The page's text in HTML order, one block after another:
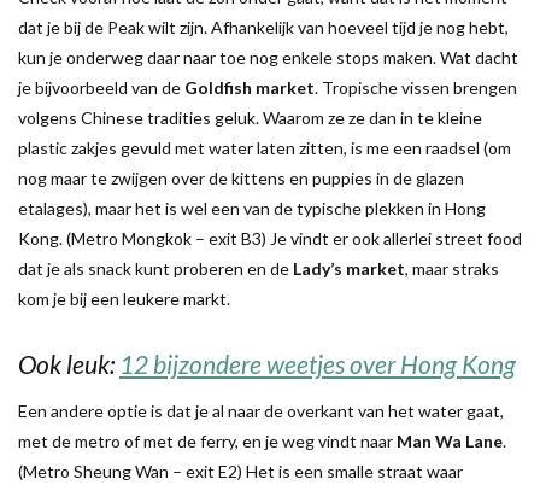
dat je bij de Peak wilt zijn. Afhankelijk van hoeveel tijd je nog hebt,
kun je onderweg daar naar toe nog enkele stops maken. Wat dacht
je bijvoorbeeld van de Goldfish market. Tropische vissen brengen
volgens Chinese tradities geluk. Waarom ze ze dan in te kleine
plastic zakjes gevuld met water laten zitten, is me een raadsel (om
nog maar te zwijgen over de kittens en puppies in de glazen
etalages), maar het is wel een van de typische plekken in Hong
Kong. (Metro Mongkok – exit B3) Je vindt er ook allerlei street food
dat je als snack kunt proberen en de Lady’s market, maar straks
kom je bij een leukere markt.
Ook leuk: 12 bijzondere weetjes over Hong Kong
Een andere optie is dat je al naar de overkant van het water gaat,
met de metro of met de ferry, en je weg vindt naar Man Wa Lane.
(Metro Sheung Wan – exit E2) Het is een smalle straat waar